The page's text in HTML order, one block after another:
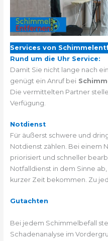
Services von
Rund um die Uhr Service:
Damit Sie nicht lange nach
genügt ein Anruf bei
Die vermittelten Partner
Verfügung.
Notdienst
Für äußerst schwere und
Notdienst zählen. Bei einem
priorisiert und schneller
Notfalldienst in dem Sinne
kurzer Zeit bekommen. Zu
Gutachten
Bei jedem Schimmelbefall
Schadenanalyse im